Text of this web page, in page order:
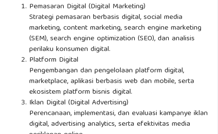
Pemasaran Digital (Digital Marketing)
Strategi pemasaran berbasis digital, social media
marketing, content marketing, search engine marketing
(SEM), search engine optimization (SEO), dan analisis
perilaku konsumen digital.
Platform Digital
Pengembangan dan pengelolaan platform digital,
marketplace, aplikasi berbasis web dan mobile, serta
ekosistem platform bisnis digital.
Iklan Digital (Digital Advertising)
Perencanaan, implementasi, dan evaluasi kampanye iklan
digital, advertising analytics, serta efektivitas media